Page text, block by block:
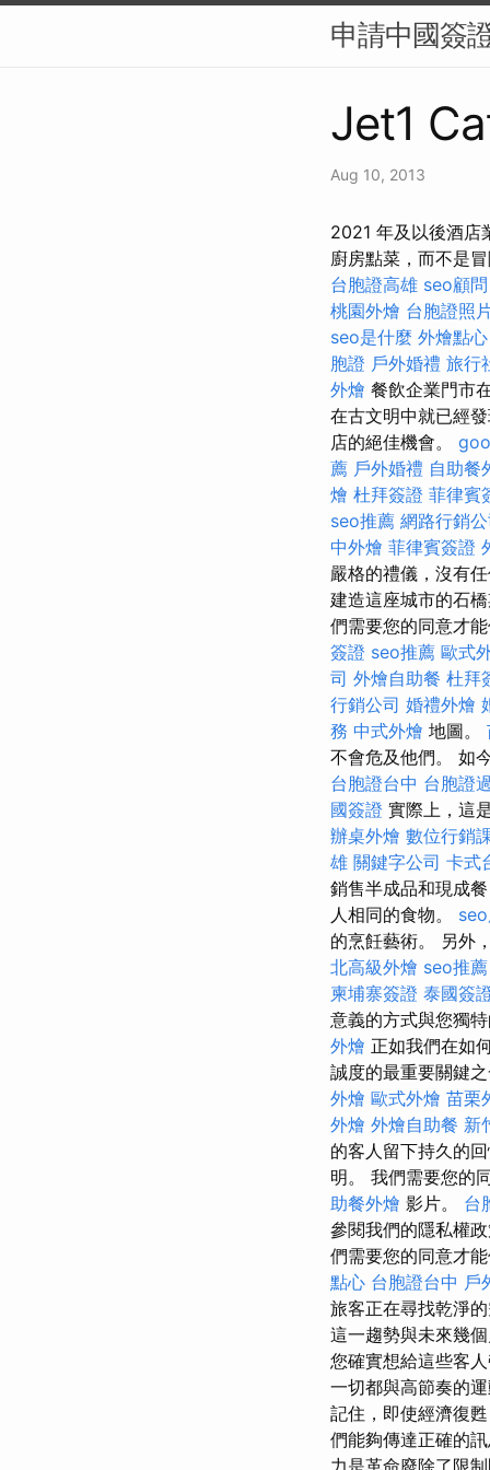
申請中國簽
Jet1
Aug 10, 2013
2021 年及以後酒店
廚房點菜，而不是
台胞證高雄 seo顧問
桃園外燴 台胞證照
seo是什麼 外燴點心
胞證 戶外婚禮 旅行
外燴 餐飲企業門市
在古文明中就已經
店的絕佳機會。
薦 戶外婚禮 自助餐
燴 杜拜簽證 菲律賓
seo推薦 網路行銷
中外燴 菲律賓簽證
嚴格的禮儀，沒有
建造這座城市的石
們需要您的同意才
簽證 seo推薦 歐式
司 外燴自助餐 杜拜
行銷公司 婚禮外燴
務 中式外燴 地圖。
不會危及他們。 如
台胞證台中 台胞證
國簽證 實際上，這
辦桌外燴 數位行銷
雄 關鍵字公司 卡式
銷售半成品和現成
人相同的食物。
的烹飪藝術。 另外
北高級外燴 seo推薦
柬埔寨簽證 泰國簽
意義的方式與您獨
外燴 正如我們在如
誠度的最重要關鍵
外燴 歐式外燴 苗栗
外燴 外燴自助餐 新
的客人留下持久的
明。 我們需要您的
助餐外燴 影片。 台
參閱我們的隱私權
們需要您的同意才
點心 台胞證台中 戶
旅客正在尋找乾淨
這一趨勢與未來幾
您確實想給這些客
一切都與高節奏的
記住，即使經濟復
們能夠傳達正確的
力是革命廢除了限